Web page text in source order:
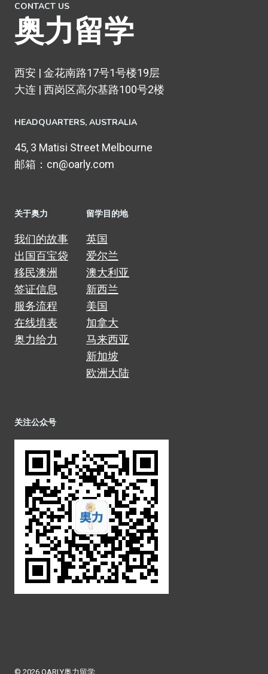
CONTACT US
奥力留学
西安 | 金花南路17号1号楼19层
大连 | 西岗区高尔基路100号2楼
HEADQUARTERS​, AUSTRALIA
45, 3 Matisi Street Melbourne
邮箱：cn@oarly.com
关于奥力
我们的故事
出国百宝袋
移民澳洲
签证信息
服务流程
在线填表
奥力给力
留学目的地
英国
爱尔兰
澳大利亚
新西兰
美国
加拿大
马来西亚
新加坡
欧洲大陆
关注公众号
© 2026 OARLY奥力留学